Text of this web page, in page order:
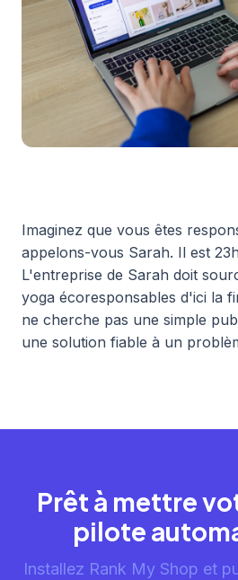
Imaginez que vous êtes
appelons-vous Sarah. Il est
L'entreprise de Sarah doit
yoga écoresponsables d'ici la
ne cherche pas une simple
une solution fiable à un
Prêt à mettre
pilote
Installez Rank My Shop et